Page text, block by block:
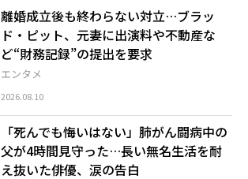
エンタメ
離婚成立後も終わらない対立…ブラッ
ド・ピット、元妻に出演料や不動産な
ど“財務記録”の提出を要求
2026.08.10
「死んでも悔いはない」肺がん闘病中の
父が4時間見守った…長い無名生活を耐
え抜いた俳優、涙の告白